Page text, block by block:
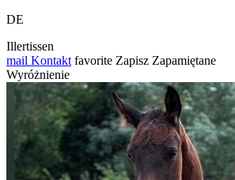
DE
Illertissen
mail Kontakt favorite Zapisz Zapamiętane
Wyróżnienie